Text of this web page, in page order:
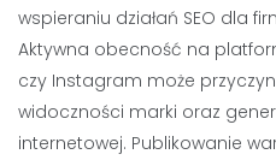
wspieraniu działań SEO dla
Aktywna obecność na
czy Instagram może
widoczności marki oraz
internetowej. Publikowanie